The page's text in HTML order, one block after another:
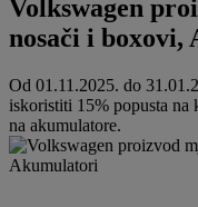
Volkswagen
nosači i
Od 01.11.2025. do
iskoristiti 15% popusta na
na akumulatore.